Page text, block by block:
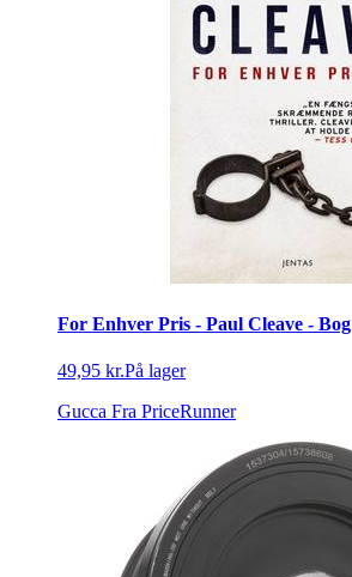
For Enhver Pris - Paul Cleave - Bog
49,95 kr.På lager
Gucca Fra PriceRunner